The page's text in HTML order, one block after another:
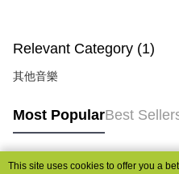
Relevant Category (1)
其他音樂
Most PopularBest
This site uses cookies to offer you a